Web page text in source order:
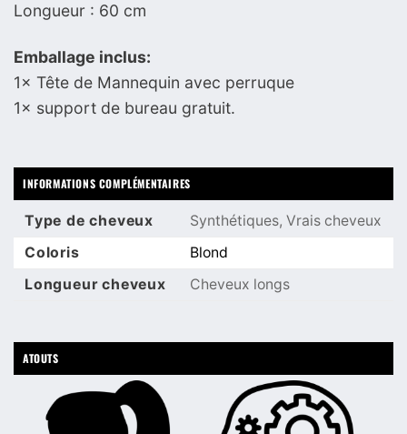
Longueur : 60 cm
Emballage inclus:
1× Tête de Mannequin avec perruque
1× support de bureau gratuit.
INFORMATIONS COMPLÉMENTAIRES
Type de cheveux
Synthétiques, Vrais cheveux
Coloris
Blond
Longueur cheveux
Cheveux longs
ATOUTS